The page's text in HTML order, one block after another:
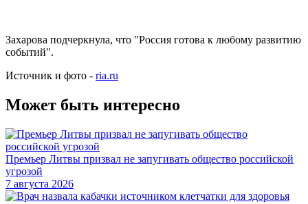
Захарова подчеркнула, что "Россия готова к любому развитию
событий".
Источник и фото - ria.ru
Может быть интересно
Премьер Литвы призвал не запугивать общество российской
угрозой
7 августа 2026